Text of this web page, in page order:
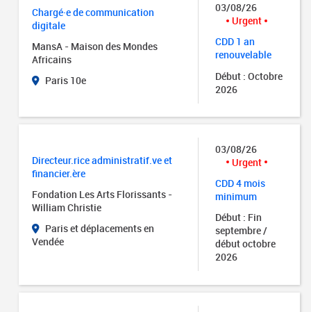
Chargé·e de communication
digitale
MansA - Maison des Mondes
Africains
Paris 10e
03/08/26
Urgent
CDD 1 an
renouvelable
Début : Octobre
2026
Directeur.rice administratif.ve et
financier.ère
Fondation Les Arts Florissants -
William Christie
Paris et déplacements en
Vendée
03/08/26
Urgent
CDD 4 mois
minimum
Début : Fin
septembre /
début octobre
2026